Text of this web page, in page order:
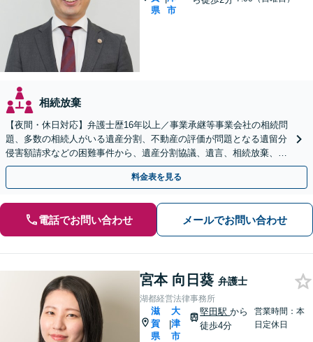
県
市
相続放棄
【夜間・休日対応】弁護士歴16年以上／事業承継等事業会社の相続問
題、多数の相続人がいる遺産分割、不動産の評価が問題となる遺留分
侵害額請求などの困難事件から、遺産分割協議、遺言、相続放棄、使
途不明金の調査まで、全般の経験豊富【JR草津駅2分】
料金表を見る
電話でお問い合わせ メールでお問い合わせ
宮本 向日葵 弁護士
湖都経営法律事務所
滋
賀
県
|
大
津
市
堅田駅から
徒歩4分
営業時間：本
日定休日